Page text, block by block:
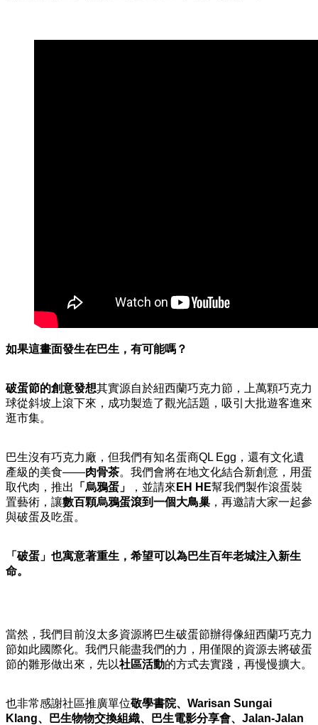
如果這畫面發生在巴生，有可能嗎？
破蛋節的創意發想其實源自於紐西蘭巧克力節，上萬顆巧克力
球從斜坡上滾下來，成功製造了觀光話題，吸引大批遊客進來
逛市集。
巴生沒有巧克力廠，但我們有知名蛋商QL Egg，還有文化遺
產級的美食——肉骨茶。我們會將在地文化結合新創意，用蛋
取代肉，推出
「烏鴉蛋」 ，並請來 EH HE幫我們製作滾蛋裝
置藝術，讓數百顆烏鴉蛋滾到一個大鳥巢 ，再邀請大家一起參
與破蛋及吃蛋。
「破蛋」也寓意著重生，希望可以為巴生百年老城注入新生
命。
當然，我們目前沒太多資源將巴生破蛋節辦得像紐西蘭巧克力
節如此國際化。我們只能盡我們的力，用僅限的資源去將破蛋
節的雛形做出來，先以社區活動的方式去實踐，再慢慢擴大。
也非常感謝社區推廣單位敬學書院、Warisan Sungai
Klang、巴生物物交換組織、巴生電影分享會、Jalan-Jalan